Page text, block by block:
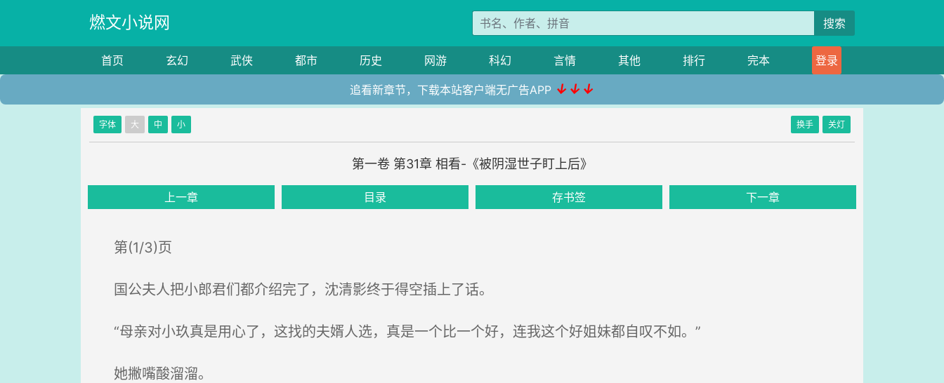
燃文小说网 搜索
首页 玄幻 武侠 都市 历史 网游 科幻 言情 其他 排行 完本 登录
追看新章节，下载本站客户端无广告APP ↓↓↓
字体 大 中 小 换手 关灯
第一卷 第31章 相看-《被阴湿世子盯上后》
上一章 目录 存书签 下一章
第(1/3)页
国公夫人把小郎君们都介绍完了，沈清影终于得空插上了话。
“母亲对小玖真是用心了，这找的夫婿人选，真是一个比一个好，连我这个好姐妹都自叹不如。”
她撇嘴酸溜溜。